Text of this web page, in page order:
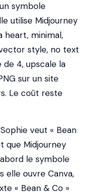
symbole
utilise Midjourney
heart, minimal,
style, no text
de 4, upscale la
sur un site
Le coût reste
Sophie veut « Bean
que Midjourney
le symbole
elle ouvre Canva,
« Bean & Co »